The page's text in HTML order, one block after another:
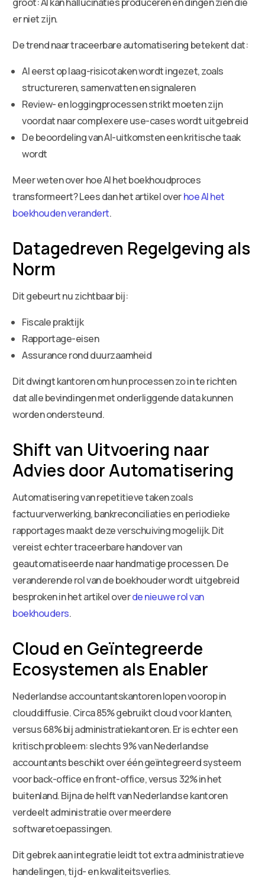
er niet zijn.
De trend naar traceerbare automatisering betekent dat:
AI eerst op laag-risicotaken wordt ingezet, zoals
structureren, samenvatten en signaleren
Review- en loggingprocessen strikt moeten zijn
voordat naar complexere use-cases wordt uitgebreid
De beoordeling van AI-uitkomsten een kritische taak
wordt
Meer weten over hoe AI het boekhoudproces
transformeert? Lees dan het artikel overhoe AI het
boekhouden verandert.
Datagedreven Regelgeving als
Norm
Dit gebeurt nu zichtbaar bij:
Fiscale praktijk
Rapportage-eisen
Assurance rond duurzaamheid
Dit dwingt kantoren om hun processen zo in te richten
dat alle bevindingen met onderliggende data kunnen
worden ondersteund.
Shift van Uitvoering naar
Advies door Automatisering
Automatisering van repetitieve taken zoals
factuurverwerking, bankreconciliaties en periodieke
rapportages maakt deze verschuiving mogelijk. Dit
vereist echter traceerbare handover van
geautomatiseerde naar handmatige processen. De
veranderende rol van de boekhouder wordt uitgebreid
besproken in het artikel overde nieuwe rol van
boekhouders.
Cloud en Geïntegreerde
Ecosystemen als Enabler
Nederlandse accountantskantoren lopen voorop in
clouddiffusie. Circa 85% gebruikt cloud voor klanten,
versus 68% bij administratiekantoren. Er is echter een
kritisch probleem: slechts 9% van Nederlandse
accountants beschikt over één geïntegreerd systeem
voor back-office en front-office, versus 32% in het
buitenland. Bijna de helft van Nederlandse kantoren
verdeelt administratie over meerdere
softwaretoepassingen.
Dit gebrek aan integratie leidt tot extra administratieve
handelingen, tijd- en kwaliteitsverlies.